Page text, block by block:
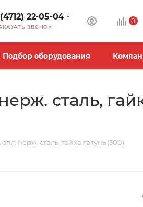
22-05-04
ЗВОНОК
0
Подбор оборудования
сталь,
нерж. сталь, гайка латунь (300)